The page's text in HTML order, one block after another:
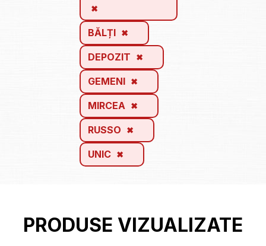
BĂLȚI
DEPOZIT
GEMENI
MIRCEA
RUSSO
UNIC
PRODUSE VIZUALIZATE